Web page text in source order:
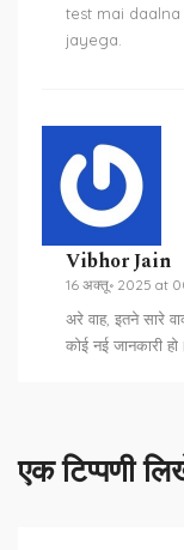
test mai
jayega.
Vibhor Jain
16 अक्तू॰ 2025 at
अरे वाह, इतने सारे
कोई नई जानकारी हो।
एक टिप्पणी